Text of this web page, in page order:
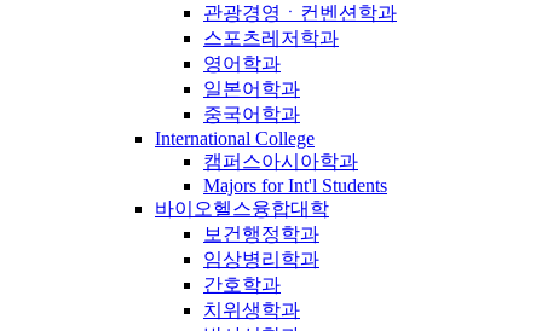
관광경영ㆍ컨벤션학과
스포츠레저학과
영어학과
일본어학과
중국어학과
International College
캠퍼스아시아학과
Majors for Int'l Students
바이오헬스융합대학
보건행정학과
임상병리학과
간호학과
치위생학과